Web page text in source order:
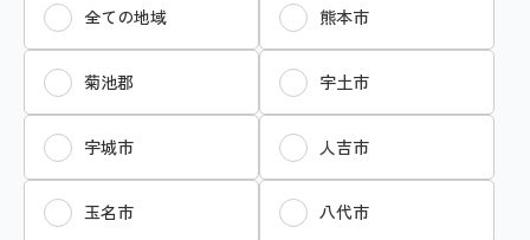
全ての地域 熊本市
菊池郡 宇土市
宇城市 人吉市
玉名市 八代市